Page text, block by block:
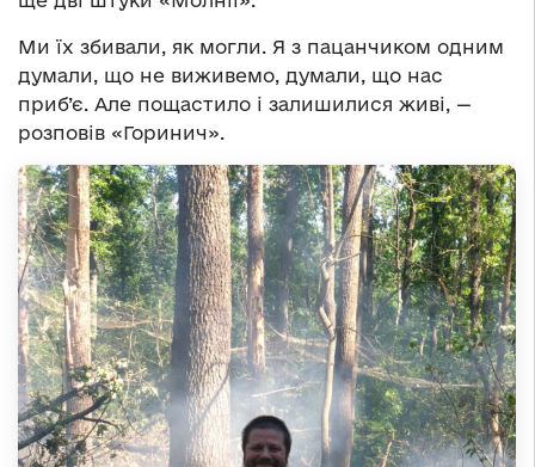
Ми їх збивали, як могли. Я з пацанчиком одним
думали, що не виживемо, думали, що нас
приб’є. Але пощастило і залишилися живі, —
розповів «Горинич».